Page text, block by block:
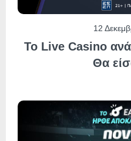
12
Το Live Casino
Θα